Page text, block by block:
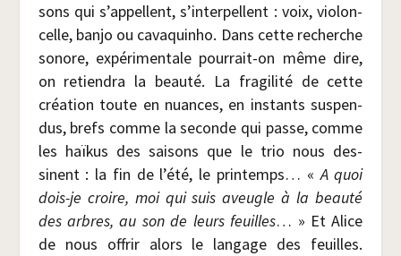
sons qui s’appellent, s’interpellent : voix, vio­lon­
celle, ban­jo ou cava­quin­ho. Dans cette recherche
sonore, expé­ri­men­tale pour­rait-on même dire,
on retien­dra la beau­té. La fra­gi­li­té de cette
créa­tion toute en nuances, en ins­tants sus­pen­
dus, brefs comme la seconde qui passe, comme
les haï­kus des sai­sons que le trio nous des­
sinent : la fin de l’été, le prin­temps… «A quoi
dois-je croire, moi qui suis aveugle à la beau­té
des arbres, au son de leurs feuilles… » Et Alice
de nous offrir alors le lan­gage des feuilles.